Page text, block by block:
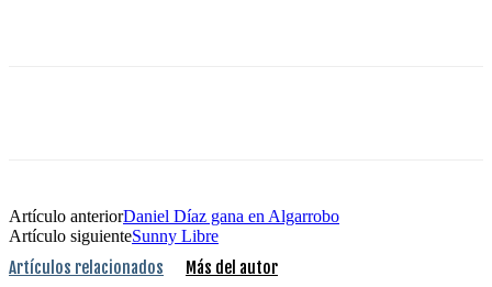
Artículo anteriorDaniel Díaz gana en Algarrobo
Artículo siguienteSunny Libre
Artículos relacionados Más del autor